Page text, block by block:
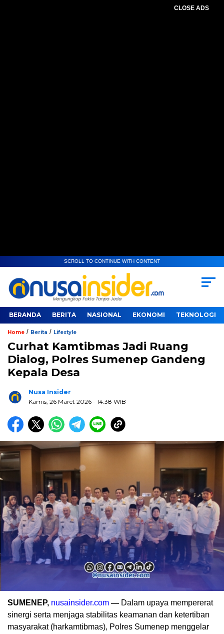
CLOSE ADS
SCROLL TO CONTINUE WITH CONTENT
BERANDA BERITA NASIONAL EKONOMI TEKNOLOGI
Home / Berita / Lifestyle
Curhat Kamtibmas Jadi Ruang
Dialog, Polres Sumenep Gandeng
Kepala Desa
Nusa Insider
Kamis, 26 Maret 2026 - 14:38 WIB
SUMENEP, nusainsider.com — Dalam upaya mempererat
sinergi serta menjaga stabilitas keamanan dan ketertiban
masyarakat (harkamtibmas), Polres Sumenep menggelar